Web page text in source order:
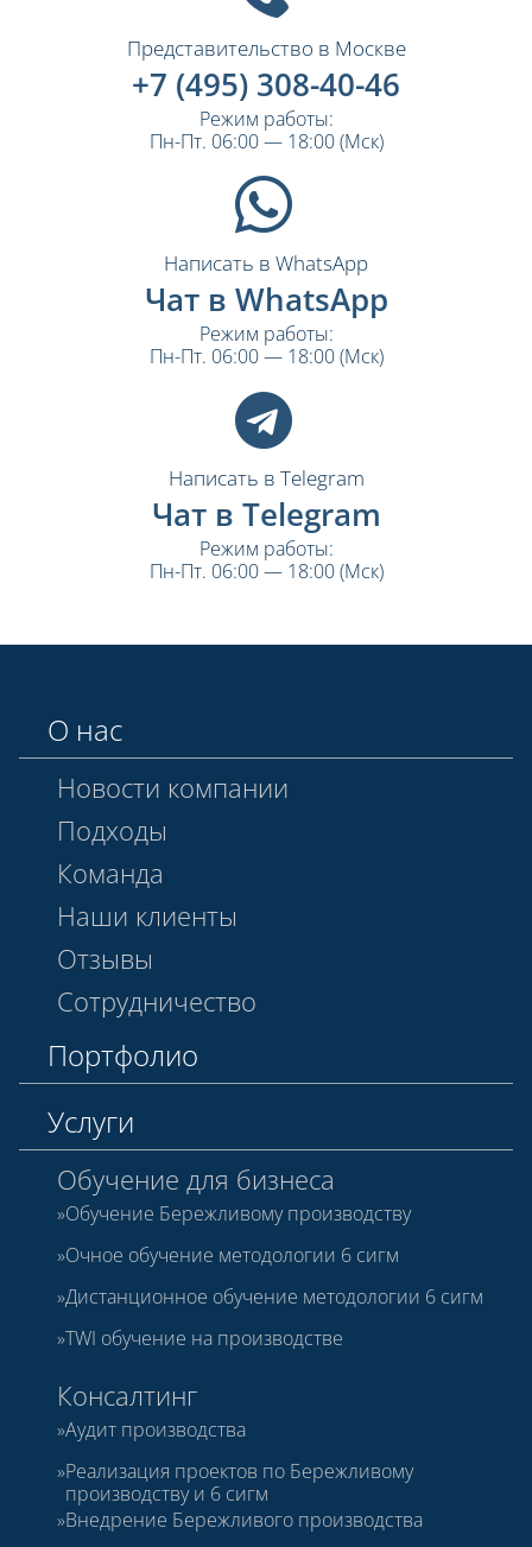
Представительство в Москве
+7 (495) 308-40-46
Режим работы:
Пн-Пт. 06:00 — 18:00 (Мск)
Написать в WhatsApp
Чат в WhatsApp
Режим работы:
Пн-Пт. 06:00 — 18:00 (Мск)
Написать в Telegram
Чат в Telegram
Режим работы:
Пн-Пт. 06:00 — 18:00 (Мск)
О нас
Новости компании
Подходы
Команда
Наши клиенты
Отзывы
Сотрудничество
Портфолио
Услуги
Обучение для бизнеса
Обучение Бережливому производству
Очное обучение методологии 6 сигм
Дистанционное обучение методологии 6 сигм
TWI обучение на производстве
Консалтинг
Аудит производства
Реализация проектов по Бережливому
производству и 6 сигм
Внедрение Бережливого производства